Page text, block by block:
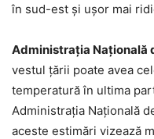
în sud-est și ușor mai
Administrația Națională
vestul țării poate avea
temperatură în ultima
Administrația Națională
aceste estimări vizează